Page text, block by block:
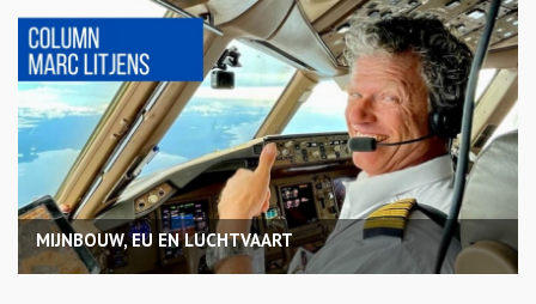
MIJNBOUW, EU EN LUCHTVAART